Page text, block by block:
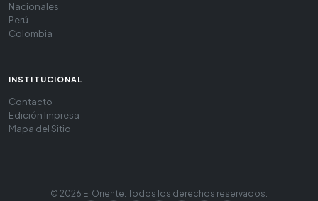
Nacionales
Perú
Colombia
INSTITUCIONAL
Contacto
Edición Impresa
Mapa del Sitio
© 2026 El Oriente. Todos los derechos reservados.